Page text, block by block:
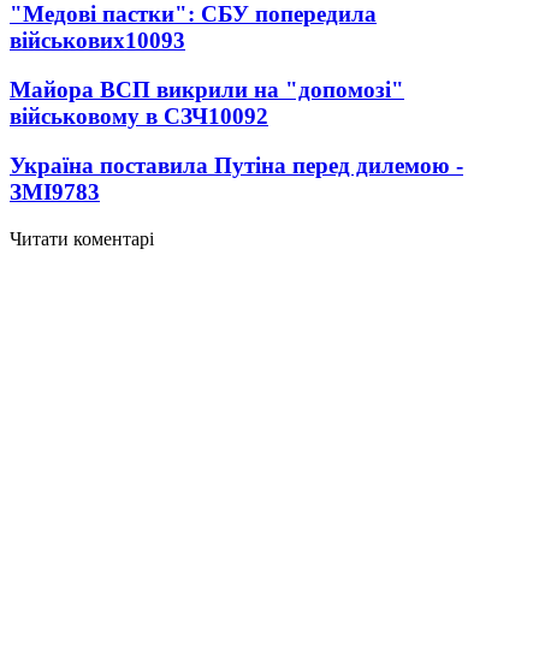
"Медові пастки": СБУ попередила
військових10093
Майора ВСП викрили на "допомозі"
військовому в СЗЧ10092
Україна поставила Путіна перед дилемою -
ЗМІ9783
Читати коментарі